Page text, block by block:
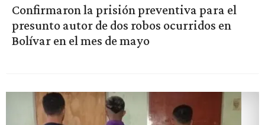
Confirmaron la prisión preventiva para el
presunto autor de dos robos ocurridos en
Bolívar en el mes de mayo